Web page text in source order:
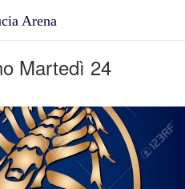
Arena
Martedì 24